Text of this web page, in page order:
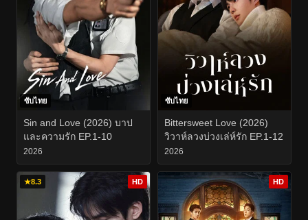
ซับไทย
Sin and Love (2026) บาป
และความรัก EP.1-10
2026
ซับไทย
Bittersweet Love (2026)
วิวาห์ลวงบ่วงเล่ห์รัก EP.1-12
2026
★8.3 HD HD